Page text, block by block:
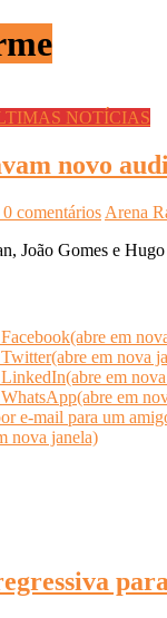
NOTÍCIAS
novo
0 comentários Arena
João Gomes e
em
em nova
em
em
e-mail para um
nova janela)